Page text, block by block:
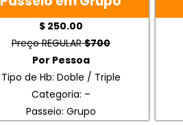
$ 250.00
Preço REGULAR$700
Por Pessoa
Tipo de Hb: Doble / Triple
Categoria: –
Passeio: Grupo